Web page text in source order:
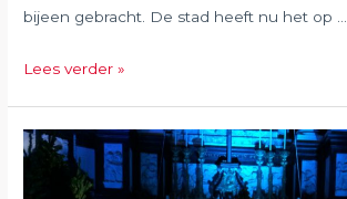
bijeen gebracht. De stad heeft nu het op …
December
te
Mechelen
Lees verder »